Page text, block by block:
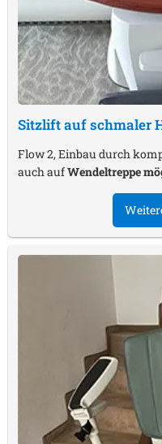
Sitzlift auf schmaler
Flow 2, Einbau durch
auch aufWendeltreppe